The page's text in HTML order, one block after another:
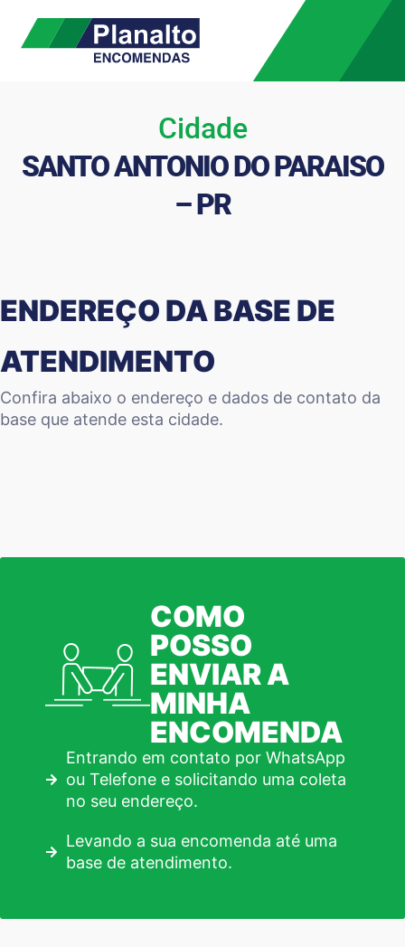
Cidade
SANTO ANTONIO DO PARAISO
– PR
ENDEREÇO DA BASE DE
ATENDIMENTO
Confira abaixo o endereço e dados de contato da
base que atende esta cidade.
COMO
POSSO
ENVIAR A
MINHA
ENCOMENDA
Entrando em contato por WhatsApp
ou Telefone e solicitando uma coleta
no seu endereço.
Levando a sua encomenda até uma
base de atendimento.